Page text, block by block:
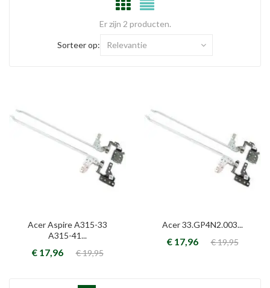
Er zijn 2 producten.
Sorteer op: Relevantie
Acer Aspire A315-33
A315-41...
€ 17,96 € 19,95
Acer 33.GP4N2.003...
€ 17,96 € 19,95